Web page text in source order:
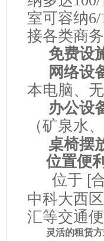
室可容纳
接各类商
免费设
网络设
本电脑、
办公设
（矿泉水
桌椅摆
位置便利
位于 [
中科大西
汇等交通